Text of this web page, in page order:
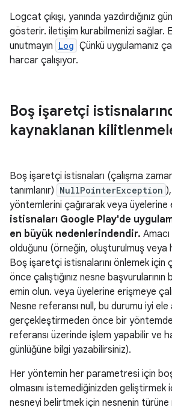
Logcat çıkışı, yanında yazdırdığınız
gösterir. iletişim kurabilmenizi sağlar.
unutmayın Log Çünkü uygulamanız
harcar çalışıyor.
Boş işaretçi
kaynaklanan
Boş işaretçi istisnaları (çalışma
tanımlanır) NullPointerException
yöntemlerini çağırarak veya üyelerine
istisnaları Google Play'de
en büyük nedenlerindendir.
olduğunu (örneğin, oluşturulmuş veya
Boş işaretçi istisnalarını önlemek için
önce çalıştığınız nesne başvurularının
emin olun. veya üyelerine erişmeye
Nesne referansı null, bu durumu iyi ele
gerçekleştirmeden önce bir
referansı üzerinde işlem yapabilir ve
günlüğüne bilgi yazabilirsiniz).
Her yöntemin her parametresi için
olmasını istemediğinizden geliştirmek
nesneyi belirtmek için nesnenin türüne